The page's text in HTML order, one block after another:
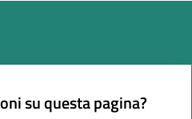
su questa pagina?